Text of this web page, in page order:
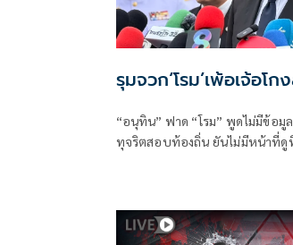
รุมจวก‘โรม’เพ้อเจ้อโก
“อนุทิน” ฟาด “โรม” พูดไม่มีข้อมูล
ทุจริตสอบท้องถิ่น ยันไม่มีหน้าที่ดู